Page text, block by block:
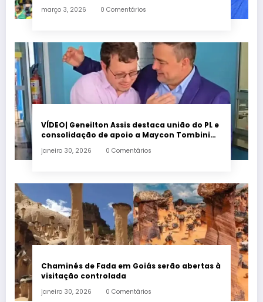
março 3, 2026 0 Comentários
VÍDEO| Geneilton Assis destaca união do PL e
consolidação de apoio a Maycon Tombini
janeiro 30, 2026 0 Comentários
Chaminés de Fada em Goiás serão abertas à
visitação controlada
janeiro 30, 2026 0 Comentários